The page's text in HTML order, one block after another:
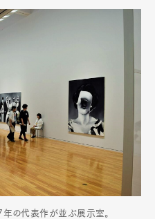
の代表作が並ぶ展示室。